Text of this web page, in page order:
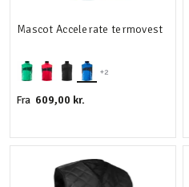
+2
Mascot Accelerate termovest
Fra 609,00 kr.